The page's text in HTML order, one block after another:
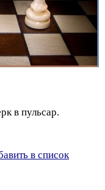
в пульсар.
в список